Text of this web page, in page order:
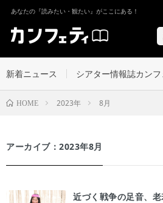
あなたの『読みたい・観たい』がここにある！
新着ニュース シアター情報誌カンフ
HOME 2023年 8月
アーカイブ：2023年8月
近づく戦争の足音、